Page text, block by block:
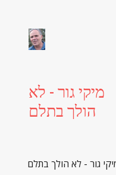
מיקי גור - לא
הולך בתלם
גור - לא הולך בתלם